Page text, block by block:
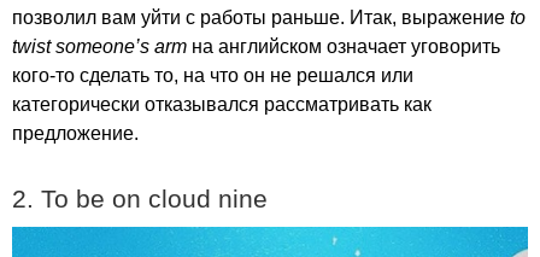
позволил вам уйти с работы раньше. Итак, выражение to
twist someone’s arm на английском означает уговорить
кого-то сделать то, на что он не решался или
категорически отказывался рассматривать как
предложение.
2. To be on cloud nine